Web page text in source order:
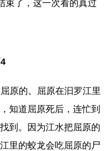
束了，这一次看的真过
原的。屈原在汩罗江里
知道屈原死后，连忙到
到。因为江水把屈原的
里的蛟龙会吃屈原的尸